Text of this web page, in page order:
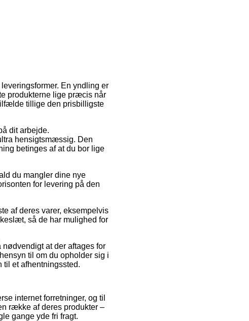
En yndling er
produkterne lige præcis når
tillige den prisbilligste
dit arbejde.
hensigtsmæssig. Den
betinges af at du bor lige
du mangler dine nye
for levering på den
af deres varer, eksempelvis
så de har mulighed for
at der aftages for
til om du opholder sig i
et afhentningssted.
internet forretninger, og til
række af deres produkter –
gange yde fri fragt.